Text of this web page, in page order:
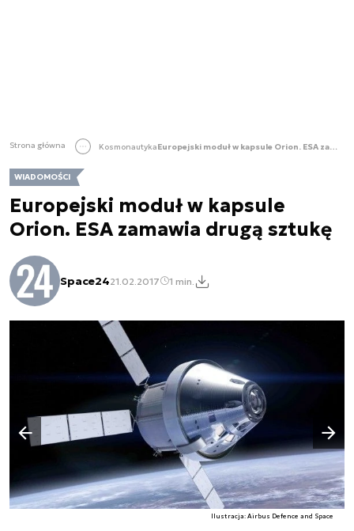
Strona główna Kosmonautyka Europejski moduł w kapsule Orion. ESA zamawia drugą sztukę
WIADOMOŚCI
Europejski moduł w kapsule
Orion. ESA zamawia drugą sztukę
Space2421.02.2017 1 min.
Ilustracja: Airbus Defence and Space
Poprzedni slajd
Następny slajd